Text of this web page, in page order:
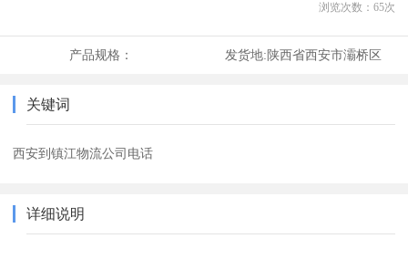
浏览次数： 65次
产品规格： 发货地:陕西省西安市灞桥区
关键词
西安到镇江物流公司电话
详细说明